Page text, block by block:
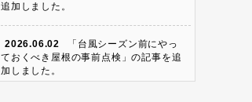
追加しました。
2026.06.02
「台風シーズン前にやっ
ておくべき屋根の事前点検」の記事を追
加しました。